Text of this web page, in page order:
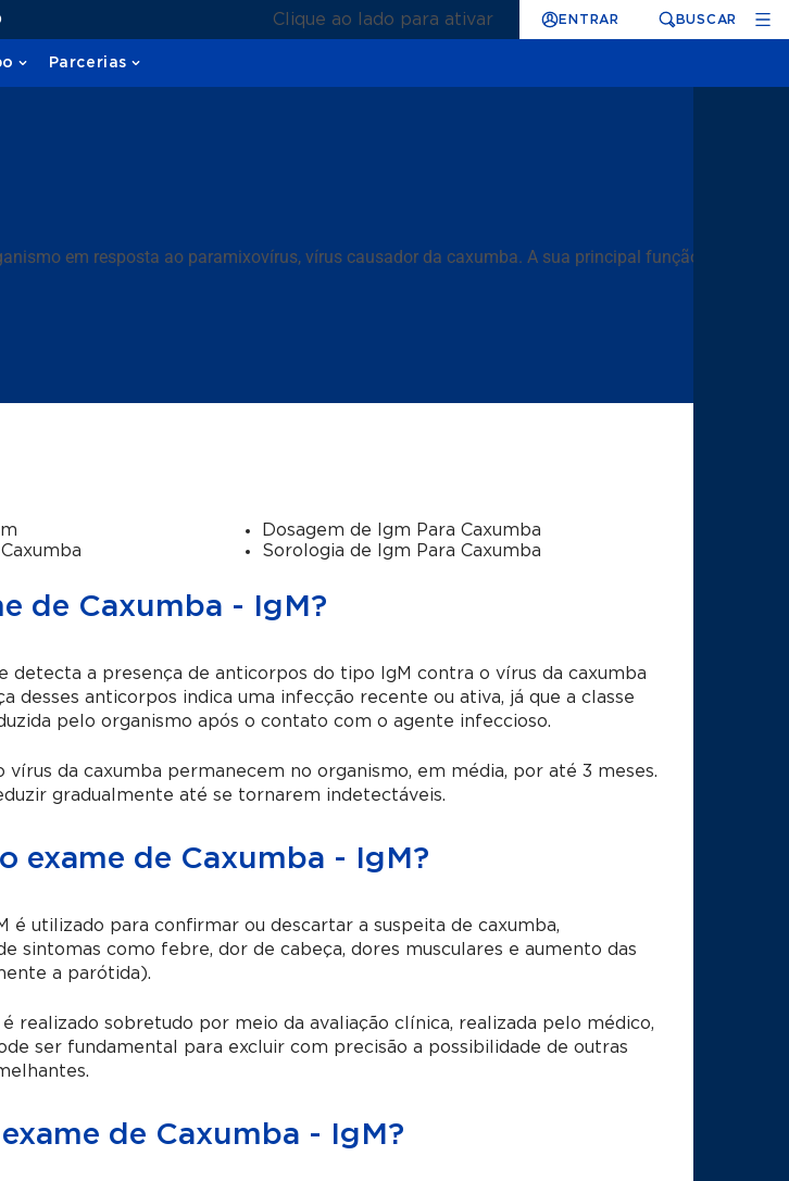
Clique ao lado para ativar ENTRAR BUSCAR
Parcerias
em resposta ao paramixovírus, vírus causador da caxumba. A sua principal função é
Dosagem de Igm Para Caxumba
Sorologia de Igm Para Caxumba
de Caxumba - IgM?
detecta a presença de anticorpos do tipo IgM contra o vírus da caxumba
desses anticorpos indica uma infecção recente ou ativa, já que a classe
pelo organismo após o contato com o agente infeccioso.
vírus da caxumba permanecem no organismo, em média, por até 3 meses.
gradualmente até se tornarem indetectáveis.
exame de Caxumba - IgM?
é utilizado para confirmar ou descartar a suspeita de caxumba,
sintomas como febre, dor de cabeça, dores musculares e aumento das
a parótida).
realizado sobretudo por meio da avaliação clínica, realizada pelo médico,
ser fundamental para excluir com precisão a possibilidade de outras
de Caxumba - IgM?